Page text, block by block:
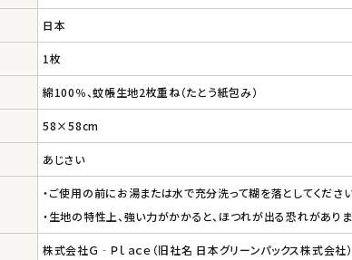
日本
1枚
綿100％、蚊帳生地2枚重ね（たとう紙包み）
58×58cm
あじさい
・ご使用の前にお湯または水で充分洗って糊を落としてください
・生地の特性上、強い力がかかると、ほつれが出る恐れがありま
株式会社Ｇ‐Ｐｌａｃｅ（旧社名 日本グリーンパックス株式会社）